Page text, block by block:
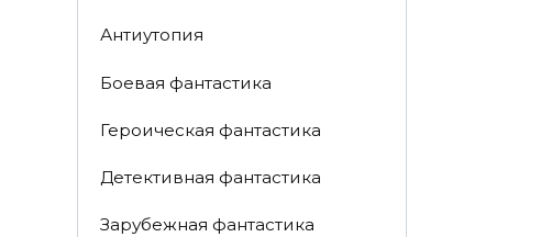
Антиутопия
Боевая фантастика
Героическая фантастика
Детективная фантастика
Зарубежная фантастика